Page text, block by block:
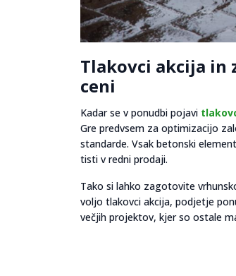
Tlakovci akcija in
ceni
Kadar se v ponudbi pojavi
Gre predvsem za optimizacijo
standarde. Vsak betonski
tisti v redni prodaji.
Tako si lahko zagotovite
voljo tlakovci akcija, podjetje
večjih projektov, kjer so ostale